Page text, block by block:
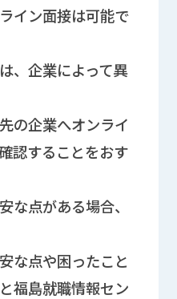
イン面接は可能で
、企業によって異
の企業へオンライ
認することをおす
な点がある場合、
な点や困ったこと
福島就職情報セン